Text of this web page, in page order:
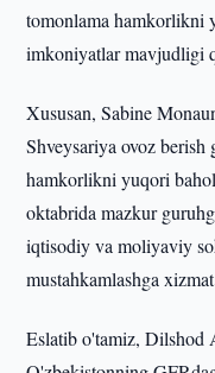
tomonlama hamkorlikni
imkoniyatlar mavjudligi
Xususan, Sabine
Shveysariya ovoz
hamkorlikni yuqori
oktabrida mazkur
iqtisodiy va moliyaviy
mustahkamlashga
Eslatib o'tamiz, Dilshod